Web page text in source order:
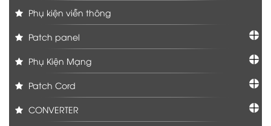
Phụ kiện viễn thông
Patch panel
Phụ Kiện Mạng
Patch Cord
CONVERTER